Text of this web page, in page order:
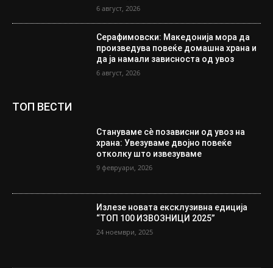
6 август, 2026
Серафимовски: Македонија мора да
произведува повеќе домашна храна и
да ја намали зависноста од увоз
6 август, 2026
ТОП ВЕСТИ
Стануваме сè позависни од увоз на
храна: Увезуваме двојно повеќе
отколку што извезуваме
9 февруари, 2026
Излезе новата ексклузивна едиција
“ТОП 100 ИЗВОЗНИЦИ 2025”
24 ноември, 2025